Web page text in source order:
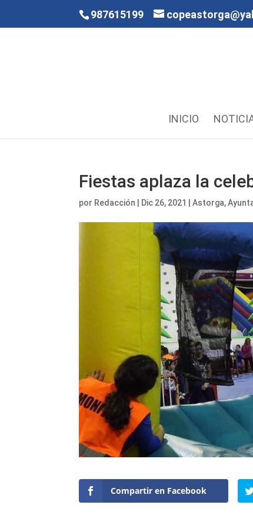
987615199
INICIO
Fiestas aplaza la
por Redacción Dic 26, 2021 |Astorga,
Compartir en Facebook